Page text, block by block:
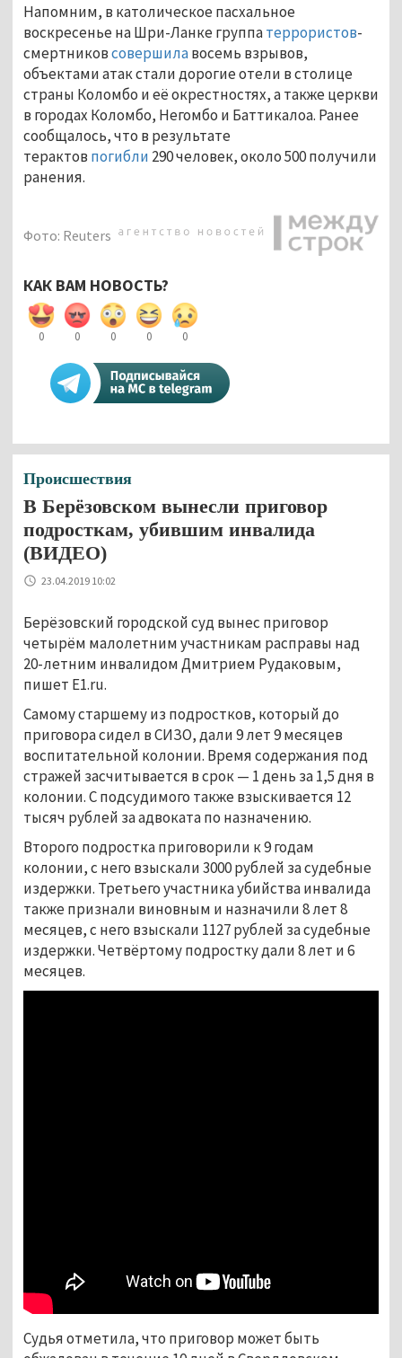
Напомним, в католическое пасхальное
воскресенье на Шри-Ланке группатеррористов-
смертниковсовершилавосемь взрывов,
объектами атак стали дорогие отели в столице
страны Коломбо и её окрестностях, а также церкви
в городах Коломбо, Негомбо и Баттикалоа. Ранее
сообщалось, что в результате
терактов погибли 290 человек, около 500 получили
ранения.
Фото: Reuters
КАК ВАМ НОВОСТЬ?
0 0 0 0 0
Происшествия
В Берёзовском вынесли приговор
подросткам, убившим инвалида
(ВИДЕО)
23.04.2019 10:02
Берёзовский городской суд вынес приговор
четырём малолетним участникам расправы над
20-летним инвалидом Дмитрием Рудаковым,
пишет E1.ru.
Самому старшему из подростков, который до
приговора сидел в СИЗО, дали 9 лет 9 месяцев
воспитательной колонии. Время содержания под
стражей засчитывается в срок — 1 день за 1,5 дня в
колонии. С подсудимого также взыскивается 12
тысяч рублей за адвоката по назначению.
Второго подростка приговорили к 9 годам
колонии, с него взыскали 3000 рублей за судебные
издержки. Третьего участника убийства инвалида
также признали виновным и назначили 8 лет 8
месяцев, с него взыскали 1127 рублей за судебные
издержки. Четвёртому подростку дали 8 лет и 6
месяцев.
Судья отметила, что приговор может быть